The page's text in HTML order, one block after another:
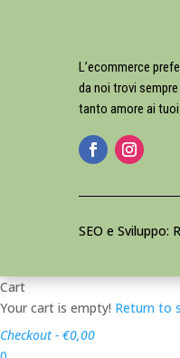
L’ecommerce
da noi trovi
tanto amore ai tuoi
SEO e Sviluppo:
Cart
Your cart is empty! Return to
Checkout - €0,00